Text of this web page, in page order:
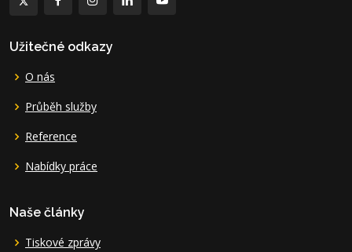
Užitečné odkazy
O nás
Průběh služby
Reference
Nabídky práce
Naše články
Tiskové zprávy